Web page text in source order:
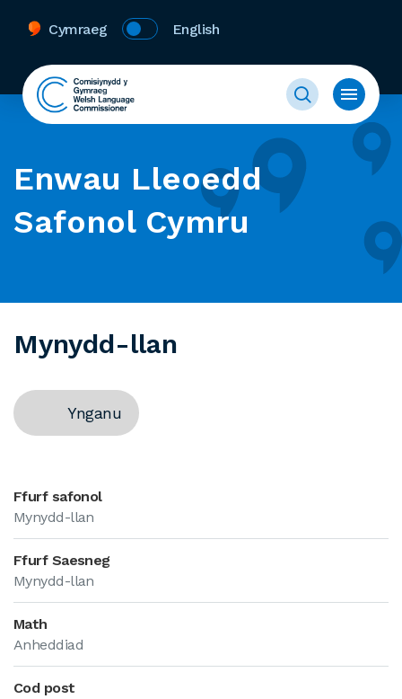
Cymraeg English
Enwau Lleoedd
Safonol Cymru
Mynydd-llan
Ynganu
Ffurf safonol
Mynydd-llan
Ffurf Saesneg
Mynydd-llan
Math
Anheddiad
Cod post